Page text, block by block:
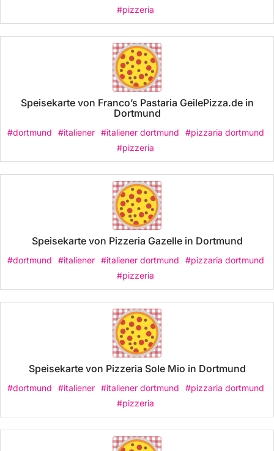
#pizzeria
Speisekarte von Franco’s Pastaria GeilePizza.de in
Dortmund
#dortmund #italiener #italiener dortmund
#pizzaria dortmund
#pizzeria
Speisekarte von Pizzeria Gazelle in Dortmund
#dortmund #italiener #italiener dortmund
#pizzaria dortmund
#pizzeria
Speisekarte von Pizzeria Sole Mio in Dortmund
#dortmund #italiener #italiener dortmund
#pizzaria dortmund
#pizzeria